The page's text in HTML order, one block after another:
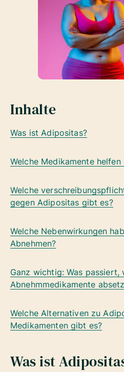
Inhalte
Was ist Adipositas?
Welche Medikamente
Welche
gegen Adipositas gibt es?
Welche Nebenwirkungen
Abnehmen?
Ganz wichtig: Was passiert,
Abnehmmedikamente
WelcheAlternativen zu
Medikamentengibt es?
Was ist